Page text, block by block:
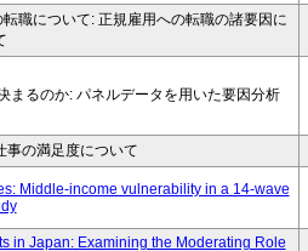
職について: 正規雇用への転職の諸要因に
まるのか: パネルデータを用いた要因分析
事の満足度について
Middle-income vulnerability in a 14-wave
in Japan: Examining the Moderating Role